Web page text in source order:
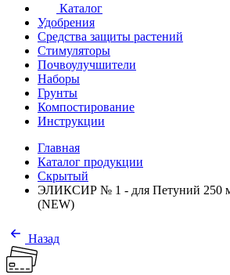
Каталог
Удобрения
Средства защиты растений
Стимуляторы
Почвоулучшители
Наборы
Грунты
Компостирование
Инструкции
Главная
Каталог продукции
Скрытый
ЭЛИКСИР № 1 - для Петуний 250
(NEW)
Назад